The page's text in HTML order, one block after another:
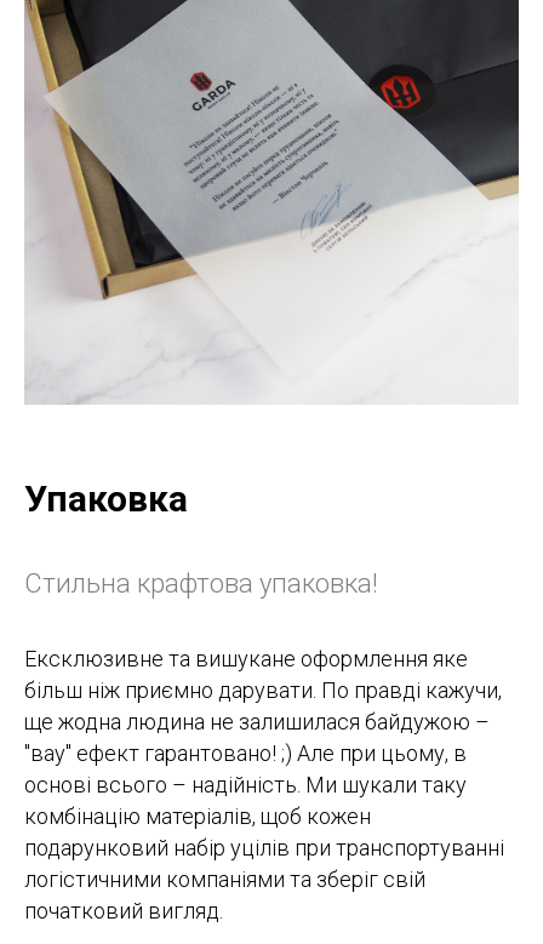
Упаковка
Стильна крафтова упаковка!
Ексклюзивне та вишукане оформлення яке
більш ніж приємно дарувати. По правді кажучи,
ще жодна людина не залишилася байдужою –
"вау" ефект гарантовано! ;) Але при цьому, в
основі всього – надійність. Ми шукали таку
комбінацію матеріалів, щоб кожен
подарунковий набір уцілів при транспортуванні
логістичними компаніями та зберіг свій
початковий вигляд.